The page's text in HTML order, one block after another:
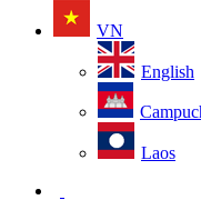
VN
English
Laos